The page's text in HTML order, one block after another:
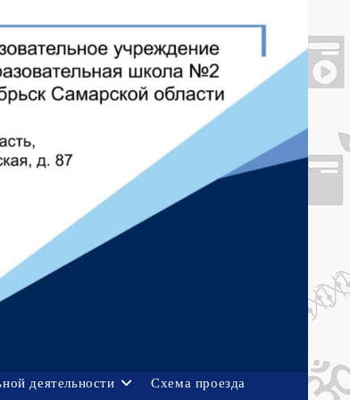
деятельности
Схема проезда